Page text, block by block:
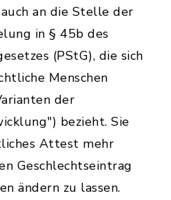
an die Stelle der
in § 45b des
(PStG), die sich
Menschen
der
bezieht. Sie
Attest mehr
Geschlechtseintrag
ändern zu lassen.